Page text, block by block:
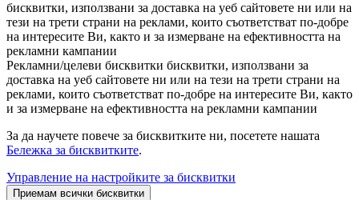
бисквитки, използвани за доставка на уеб сайтовете ни или на
тези на трети страни на реклами, които съответстват по-добре
на интересите Ви, както и за измерване на ефективността на
рекламни кампании
Рекламни/целеви бисквитки бисквитки, използвани за
доставка на уеб сайтовете ни или на тези на трети страни на
реклами, които съответстват по-добре на интересите Ви, както
и за измерване на ефективността на рекламни кампании
За да научете повече за бисквитките ни, посетете нашата
Бележка за бисквитките.
Управление на настройките за бисквитки
Приемам всички бисквитки